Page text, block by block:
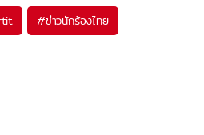
#ข่าวนักร้องไทย